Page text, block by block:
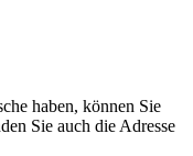
haben, können Sie
Sie auch die Adresse